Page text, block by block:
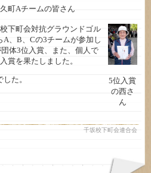
町Aチームの皆さん
下町会対抗グラウンドゴル
、B、Cの3チームが参加し
体3位入賞、また、個人で
賞を果たしました。
た。
5位入賞
の西さ
ん
千坂校下町会連合会